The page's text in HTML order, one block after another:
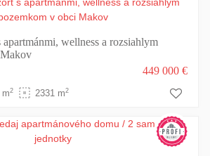
apartmánmi, wellness a rozsiahlym
m2 2331 m2
449 000 €